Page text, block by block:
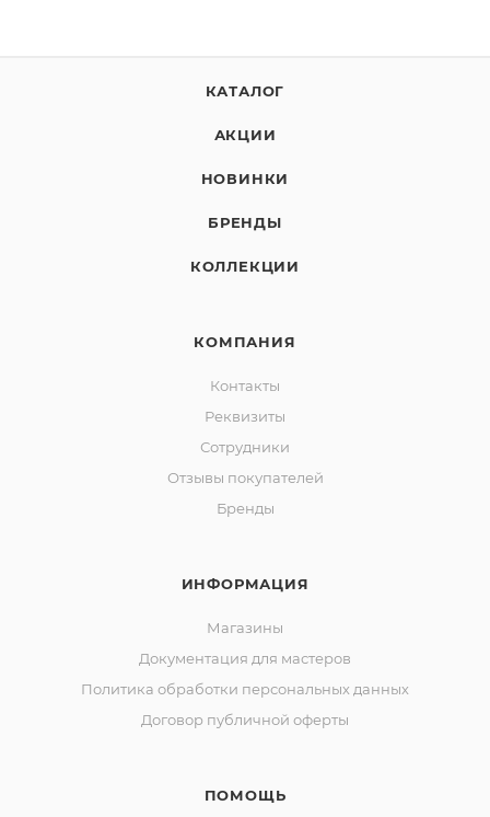
КАТАЛОГ
АКЦИИ
НОВИНКИ
БРЕНДЫ
КОЛЛЕКЦИИ
КОМПАНИЯ
Контакты
Реквизиты
Сотрудники
Отзывы покупателей
Бренды
ИНФОРМАЦИЯ
Магазины
Документация для мастеров
Политика обработки персональных данных
Договор публичной оферты
ПОМОЩЬ